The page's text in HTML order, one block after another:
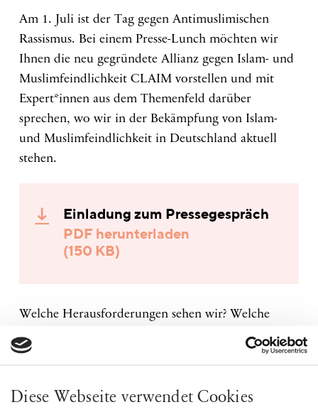
Diese Webseite verwendet Cookies
PUBLIKATIONEN
Am 1. Juli ist der Tag gegen Antimuslimischen
Rassismus. Bei einem Presse-Lunch möchten wir
Ihnen die neu gegründete Allianz gegen Islam- und
Muslimfeindlichkeit CLAIM vorstellen und mit
Expert*innen aus dem Themenfeld darüber
sprechen, wo wir in der Bekämpfung von Islam-
und Muslimfeindlichkeit in Deutschland aktuell
stehen.
Einladung zum Pressegespräch
PDF herunterladen
(150 KB)
Welche Herausforderungen sehen wir? Welche
Rolle spielt Deutschland beim Kampf gegen
Islamfeindlichkeit und antimuslimischen Rassismus
machen Menschen in Deutschland mit